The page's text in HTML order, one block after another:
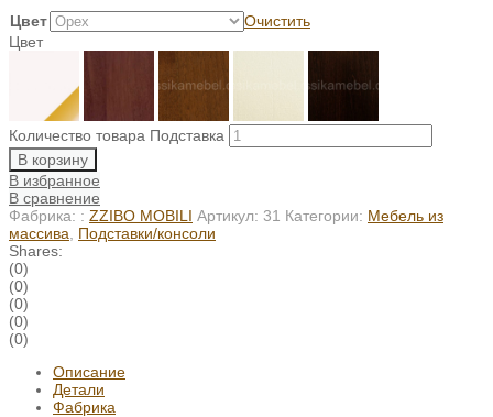
Цвет
Очистить
Цвет
Количество товара Подставка
В корзину
В избранное
В сравнение
Фабрика: : ZZIBO MOBILI Артикул: 31 Категории: Мебель из
массива
Подставки/консоли
Shares:
(0)
(0)
(0)
(0)
(0)
Описание
Детали
Фабрика